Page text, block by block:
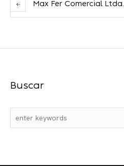
Max Fer Comercial Ltda.
Buscar